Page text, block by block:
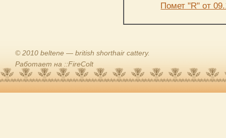
Помет "R" от
© 2010 beltene — british shorthair cattery.
Работает на ::FireColt